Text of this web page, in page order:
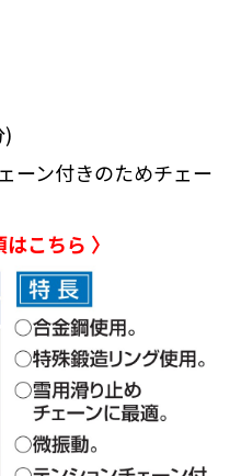
ーン付きのためチェー
こちら 〉